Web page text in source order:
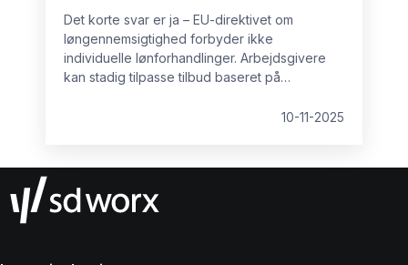
Det korte svar er ja – EU-direktivet om
løngennemsigtighed forbyder ikke
individuelle lønforhandlinger. Arbejdsgivere
kan stadig tilpasse tilbud baseret på
10-11-2025